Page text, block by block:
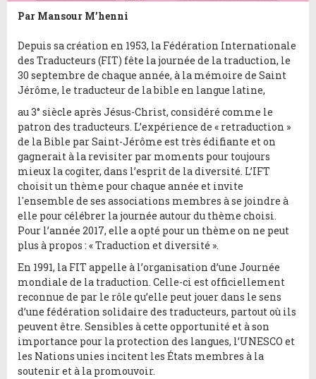
Par Mansour M’henni
Depuis sa création en 1953, la Fédération Internationale
des Traducteurs (FIT) fête la journée de la traduction, le
30 septembre de chaque année, à la mémoire de Saint
Jérôme, le traducteur de la bible en langue latine,
au 3° siècle après Jésus-Christ, considéré comme le
patron des traducteurs. L’expérience de « retraduction »
de la Bible par Saint-Jérôme est très édifiante et on
gagnerait à la revisiter par moments pour toujours
mieux la cogiter, dans l’esprit de la diversité. L’IFT
choisit un thème pour chaque année et invite
l'ensemble de ses associations membres à se joindre à
elle pour célébrer la journée autour du thème choisi.
Pour l’année 2017, elle a opté pour un thème on ne peut
plus à propos : « Traduction et diversité ».
En 1991, la FIT appelle à l’organisation d’une Journée
mondiale de la traduction. Celle-ci est officiellement
reconnue de par le rôle qu’elle peut jouer dans le sens
d’une fédération solidaire des traducteurs, partout où ils
peuvent être. Sensibles à cette opportunité et à son
importance pour la protection des langues, l’UNESCO et
les Nations unies incitent les États membres à la
soutenir et à la promouvoir.